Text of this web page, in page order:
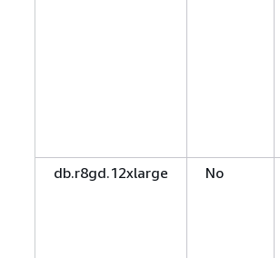
db.r8gd.12xlarge
No